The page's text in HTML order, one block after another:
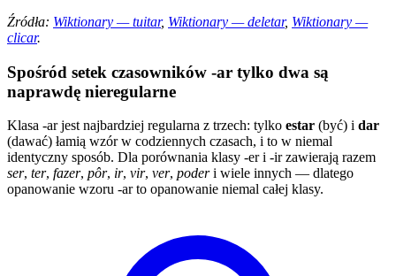
Źródła: Wiktionary — tuitar, Wiktionary — deletar, Wiktionary —
clicar.
Spośród setek czasowników -ar tylko dwa są
naprawdę nieregularne
Klasa -ar jest najbardziej regularna z trzech: tylko estar (być) i dar
(dawać) łamią wzór w codziennych czasach, i to w niemal
identyczny sposób. Dla porównania klasy -er i -ir zawierają razem
ser, ter, fazer, pôr, ir, vir, ver, poderi wiele innych — dlatego
opanowanie wzoru -ar to opanowanie niemal całej klasy.